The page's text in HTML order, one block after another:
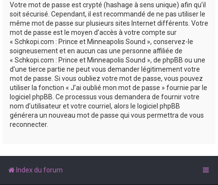
Votre mot de passe est crypté (hashage à sens unique) afin qu’il
soit sécurisé. Cependant, il est recommandé de ne pas utiliser le
même mot de passe sur plusieurs sites Internet différents. Votre
mot de passe est le moyen d’accès à votre compte sur
« Schkopi.com : Prince et Minneapolis Sound », conservez-le
soigneusement et en aucun cas une personne affiliée de
« Schkopi.com : Prince et Minneapolis Sound », de phpBB ou une
d’une tierce partie ne peut vous demander légitimement votre
mot de passe. Si vous oubliez votre mot de passe, vous pouvez
utiliser la fonction « J’ai oublié mon mot de passe » fournie par le
logiciel phpBB. Ce processus vous demandera de fournir votre
nom d’utilisateur et votre courriel, alors le logiciel phpBB
générera un nouveau mot de passe qui vous permettra de vous
reconnecter.
Index du forum